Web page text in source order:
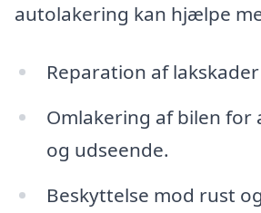
autolakering kan hjælpe
Reparation af
Omlakering af bilen
og udseende.
Beskyttelse mod rust